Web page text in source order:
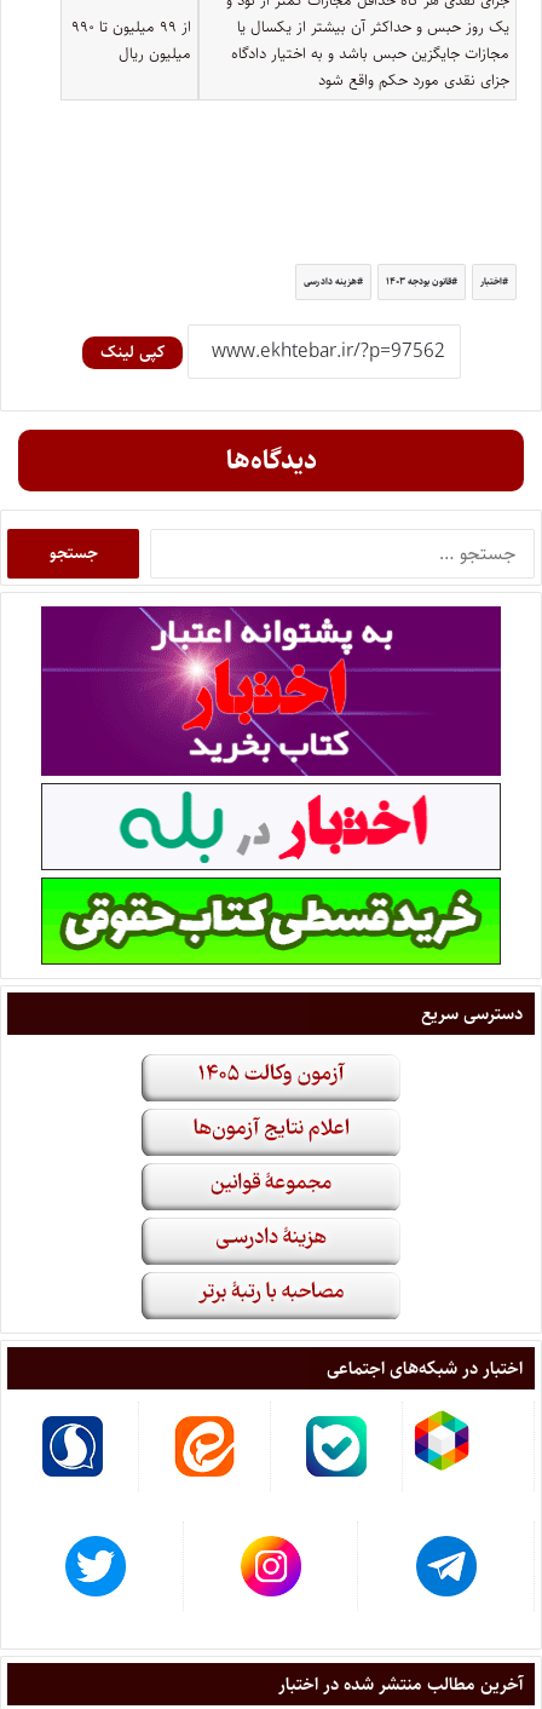
یک روز حبس و حداکثر آن بیشتر از یکسال یا
مجازات جایگزین حبس باشد و به اختیار دادگاه
جزای نقدی مورد حکم واقع شود
از ۹۹ میلیون تا ۹۹۰
میلیون ریال
اختبار قانون بودجه ۱۴۰۳ هزینه دادرسی
کپی لینک
دیدگاه‌ها
دسترسی سریع
اختبار در شبکه‌های اجتماعی
آخرین مطالب منتشر شده در اختبار